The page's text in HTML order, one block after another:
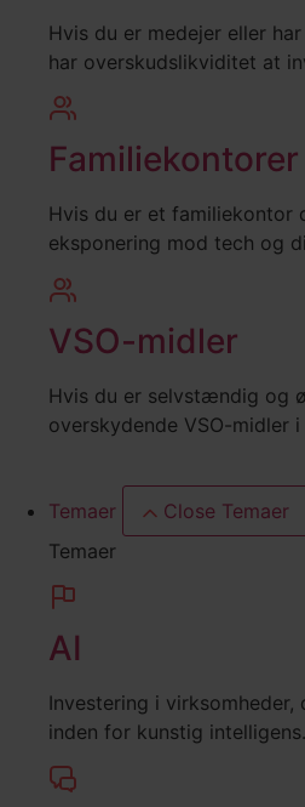
Hvis du er medejer eller
har overskudslikviditet at
Familiekontorer
Hvis du er et familiekontor
eksponering mod tech og
VSO-midler
Hvis du er selvstændig og
overskydende VSO-midler
Temaer Close Temaer
Temaer
AI
Investering i
inden for kunstig intelligens.